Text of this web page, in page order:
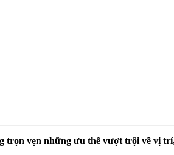
trọn vẹn những ưu thế vượt trội về vị